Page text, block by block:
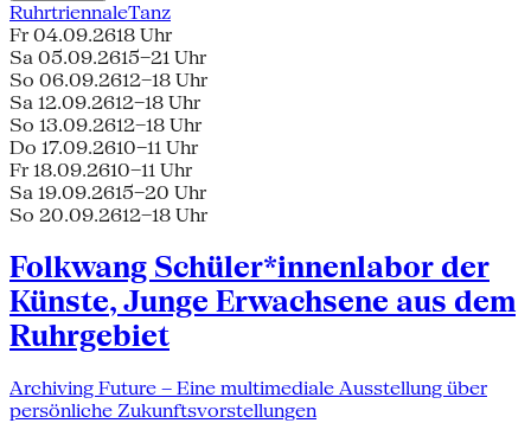
RuhrtriennaleTanz
Fr 04.09.2618 Uhr
Sa 05.09.2615–21 Uhr
So 06.09.2612–18 Uhr
Sa 12.09.2612–18 Uhr
So 13.09.2612–18 Uhr
Do 17.09.2610–11 Uhr
Fr 18.09.2610–11 Uhr
Sa 19.09.2615–20 Uhr
So 20.09.2612–18 Uhr
Folkwang Schüler*innenlabor der
Künste, Junge Erwachsene aus dem
Ruhrgebiet
Archiving Future – Eine multimediale Ausstellung über
persönliche Zukunftsvorstellungen